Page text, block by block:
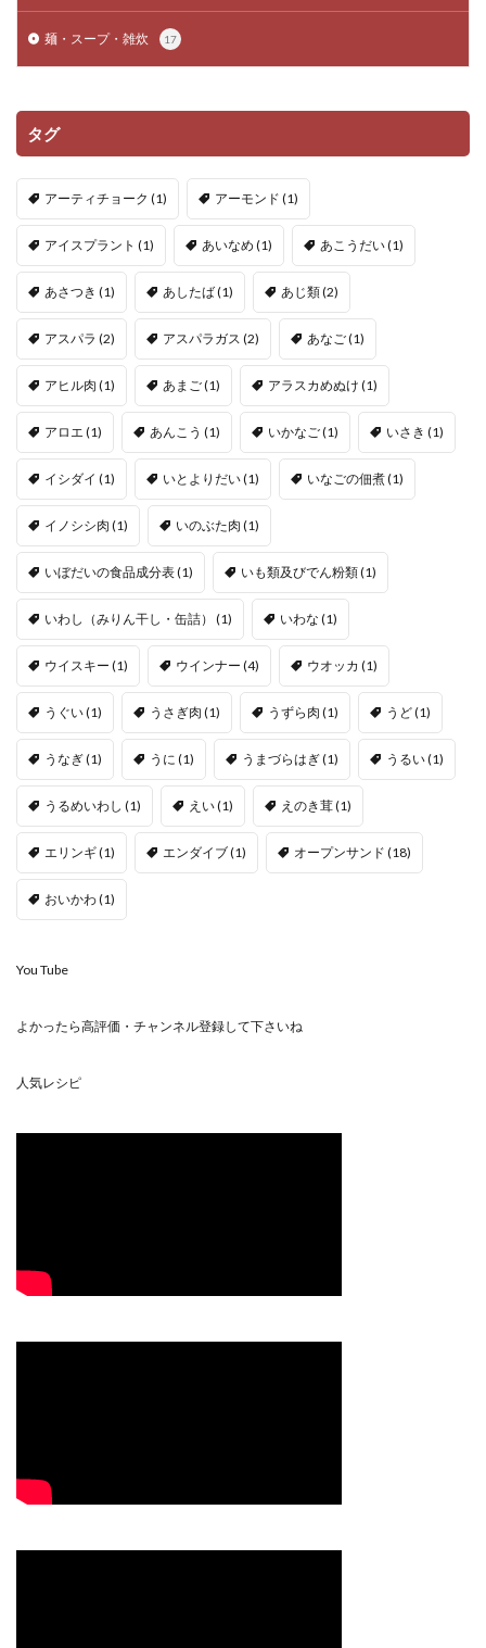
麺・スープ・雑炊 17
タグ
アーティチョーク (1) アーモンド (1)
アイスプラント (1) あいなめ (1) あこうだい(1)
あさつき (1) あしたば(1) あじ類(2)
アスパラ (2) アスパラガス (2) あなご(1)
アヒル肉 (1) あまご(1) アラスカめぬけ (1)
アロエ (1) あんこう (1) いかなご(1) いさき (1)
イシダイ (1) いとよりだい(1) いなごの佃煮(1)
イノシシ肉 (1) いのぶた肉 (1)
いぼだいの食品成分表(1) いも類及びでん粉類(1)
いわし（みりん干し・缶詰） (1) いわな (1)
ウイスキー (1) ウインナー (4) ウオッカ (1)
うぐい(1) うさぎ肉 (1) うずら肉 (1) うど(1)
うなぎ(1) うに (1) うまづらはぎ(1) うるい(1)
うるめいわし (1) えい(1) えのき茸(1)
エリンギ(1) エンダイブ(1) オープンサンド (18)
おいかわ(1)
You Tube
よかったら高評価・チャンネル登録して下さいね
人気レシピ